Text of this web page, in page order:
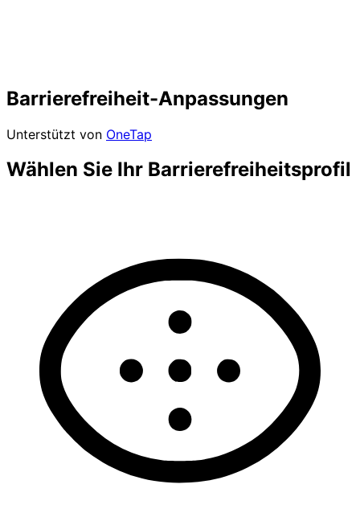
Barrierefreiheit-Anpassungen
Unterstützt von OneTap
Wählen Sie Ihr Barrierefreiheitsprofil